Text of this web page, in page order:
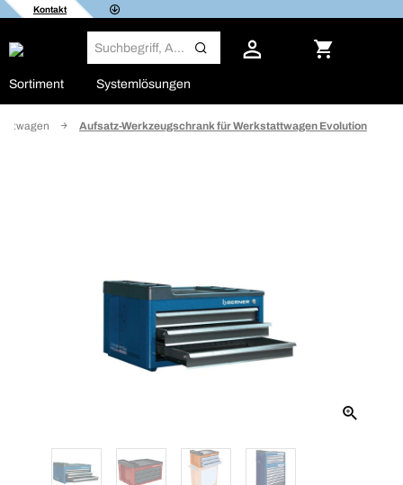
Kontakt
Sortiment Systemlösungen
Aufsatz-Werkzeugschrank für Werkstattwagen Evolution